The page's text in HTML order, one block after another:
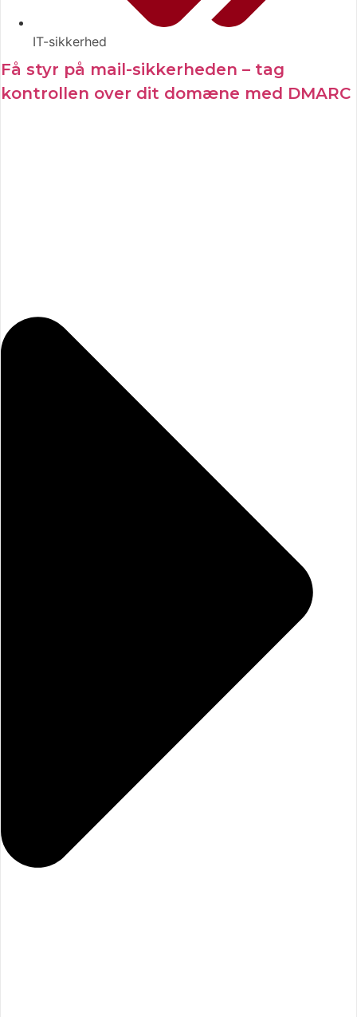
IT-sikkerhed
Få styr på mail-sikkerheden – tag
kontrollen over dit domæne med DMARC